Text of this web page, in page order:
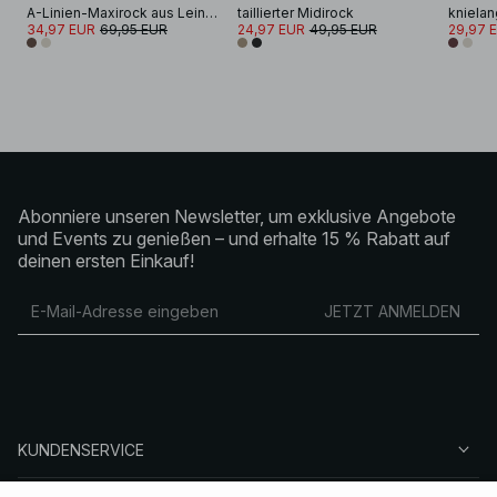
A-Linien-Maxirock aus Leinen-Lyocell-Mix
34,97 EUR 69,95 EUR
taillierter Midirock
24,97 EUR 49,95 EUR 29,97
Abonniere unseren Newsletter, um exklusive Angebote
und Events zu genießen – und erhalte 15 % Rabatt auf
deinen ersten Einkauf!
JETZT ANMELDEN
KUNDENSERVICE